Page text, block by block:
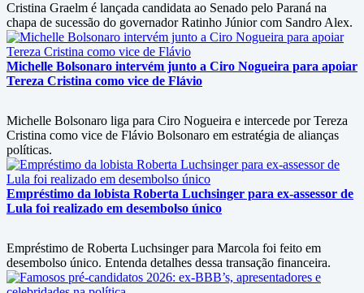
Cristina Graelm é lançada candidata ao Senado pelo Paraná na
chapa de sucessão do governador Ratinho Júnior com Sandro Alex.
Michelle Bolsonaro intervém junto a Ciro Nogueira para apoiar
Tereza Cristina como vice de Flávio
Michelle Bolsonaro liga para Ciro Nogueira e intercede por Tereza
Cristina como vice de Flávio Bolsonaro em estratégia de alianças
políticas.
Empréstimo da lobista Roberta Luchsinger para ex-assessor de
Lula foi realizado em desembolso único
Empréstimo de Roberta Luchsinger para Marcola foi feito em
desembolso único. Entenda detalhes dessa transação financeira.